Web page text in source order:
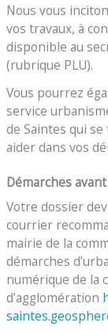
Nous vous
vos travaux, à
disponible au
(rubrique PLU).
Vous pourrez
service
de Saintes qui
aider dans vos
Démarches
Votre dossier
courrier
mairie de la
démarches
numérique de la
d’agglomération